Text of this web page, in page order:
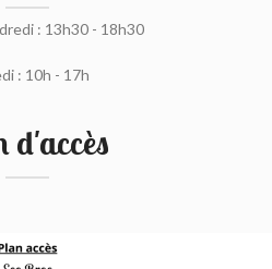
: 13h30 - 18h30
: 10h - 17h
d'accès